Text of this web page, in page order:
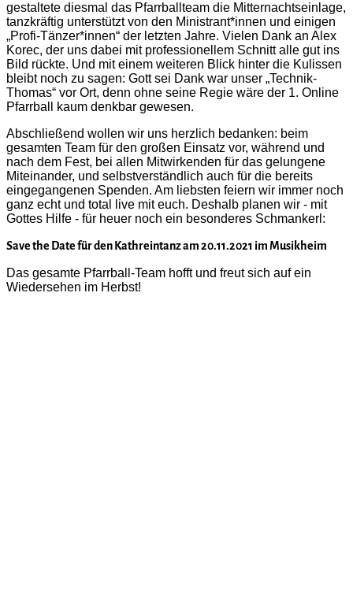
gestaltete diesmal das Pfarrballteam die Mitternachtseinlage,
tanzkräftig unterstützt von den Ministrant*innen und einigen
„Profi-Tänzer*innen“ der letzten Jahre. Vielen Dank an Alex
Korec, der uns dabei mit professionellem Schnitt alle gut ins
Bild rückte. Und mit einem weiteren Blick hinter die Kulissen
bleibt noch zu sagen: Gott sei Dank war unser „Technik-
Thomas“ vor Ort, denn ohne seine Regie wäre der 1. Online
Pfarrball kaum denkbar gewesen.
Abschließend wollen wir uns herzlich bedanken: beim
gesamten Team für den großen Einsatz vor, während und
nach dem Fest, bei allen Mitwirkenden für das gelungene
Miteinander, und selbstverständlich auch für die bereits
eingegangenen Spenden. Am liebsten feiern wir immer noch
ganz echt und total live mit euch. Deshalb planen wir - mit
Gottes Hilfe - für heuer noch ein besonderes Schmankerl:
Save the Date für den Kathreintanz am 20.11.2021 im Musikheim
Das gesamte Pfarrball-Team hofft und freut sich auf ein
Wiedersehen im Herbst!